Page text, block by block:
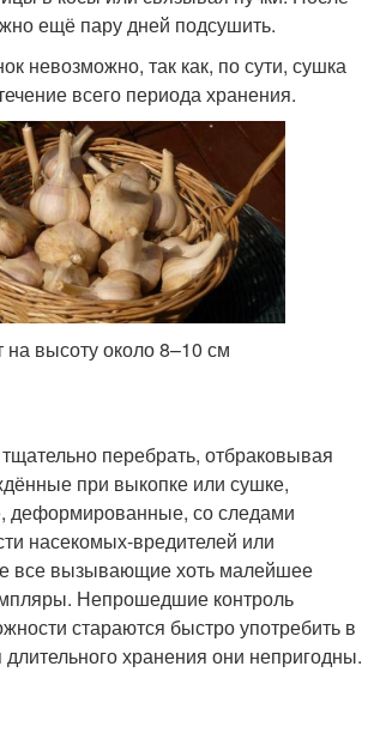
ещё пару дней подсушить.
невозможно, так как, по сути, сушка
всего периода хранения.
высоту около 8–10 см
перебрать, отбраковывая
при выкопке или сушке,
деформированные, со следами
насекомых-вредителей или
все вызывающие хоть малейшее
Непрошедшие контроль
стараются быстро употребить в
длительного хранения они непригодны.